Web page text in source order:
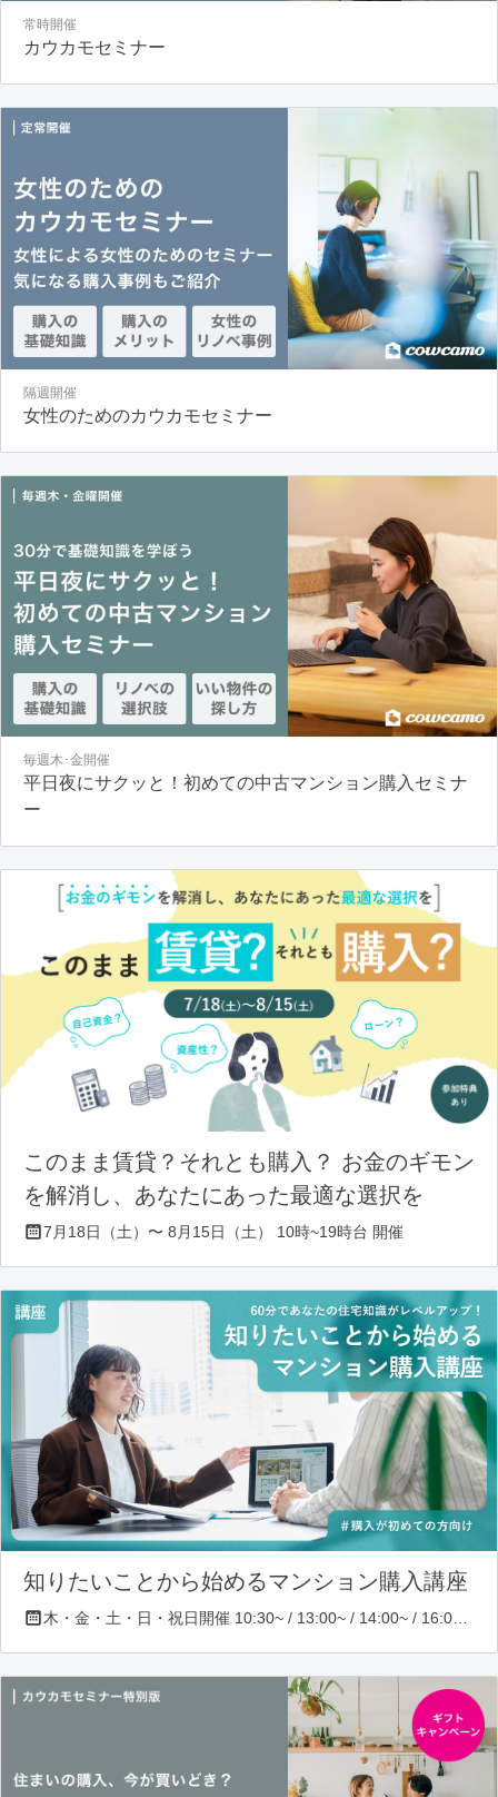
常時開催
カウカモセミナー
隔週開催
女性のためのカウカモセミナー
毎週木･金開催
平日夜にサクッと！初めての中古マンション購入セミナ
ー
このまま賃貸？それとも購入？ お金のギモン
を解消し、あなたにあった最適な選択を
7月18日（土）〜 8月15日（土） 10時~19時台 開催
知りたいことから始めるマンション購入講座